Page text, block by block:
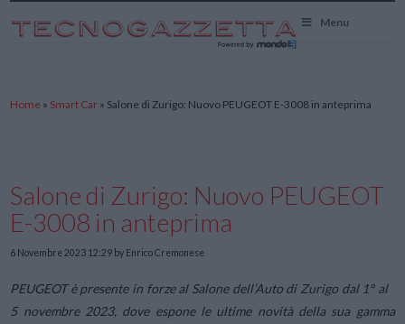
Menu
Home » Smart Car » Salone di Zurigo: Nuovo PEUGEOT E-3008 in anteprima
Salone di Zurigo: Nuovo PEUGEOT
E-3008 in anteprima
6 Novembre 2023 12:29 by Enrico Cremonese
PEUGEOT è presente in forze al Salone dell’Auto di Zurigo dal 1° al
5 novembre 2023, dove espone le ultime novità della sua gamma